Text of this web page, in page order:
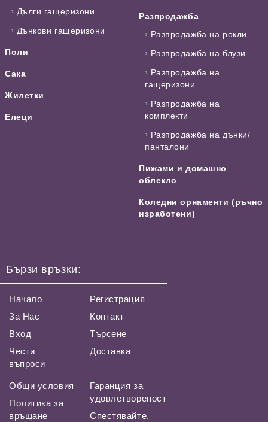
Дълги гащеризони
Дънкови гащеризони
Поли
Сака
Жилетки
Елеци
Разпродажба
Разпродажба на рокли
Разпродажба на блузи
Разпродажба на
гащеризони
Разпродажба на
комплекти
Разпродажба на дънки/
панталони
Пижами и домашно
облекло
Коледни орнаменти (ръчно
изработени)
Бързи връзки:
Начало
За Нас
Вход
Чести
въпроси
Регистрация
Контакт
Търсене
Доставка
Общи условия
Политика за
връщане
Гаранция за
удовлетвореност
Спестявайте,